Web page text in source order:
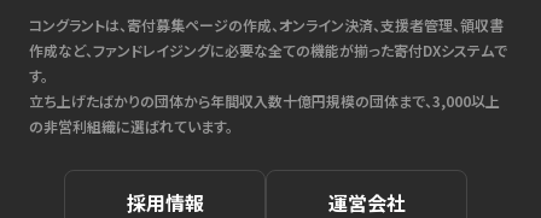
コングラントは、寄付募集ページの作成、オンライン決済、支援者管理、領収書
作成など、ファンドレイジングに必要な全ての機能が揃った寄付DXシステムで
す。
立ち上げたばかりの団体から年間収入数十億円規模の団体まで、3,000以上
の非営利組織に選ばれています。
採用情報 運営会社